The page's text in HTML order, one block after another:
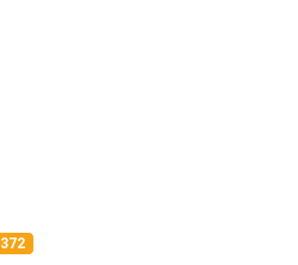
372